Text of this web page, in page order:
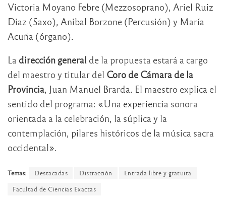
Victoria Moyano Febre (Mezzosoprano), Ariel Ruiz
Diaz (Saxo), Anibal Borzone (Percusión) y María
Acuña (órgano).
La dirección general de la propuesta estará a cargo
del maestro y titular del Coro de Cámara de la
Provincia, Juan Manuel Brarda. El maestro explica el
sentido del programa: «Una experiencia sonora
orientada a la celebración, la súplica y la
contemplación, pilares históricos de la música sacra
occidental».
Temas: Destacadas Distracción
Entrada libre y gratuita
Facultad de Ciencias Exactas